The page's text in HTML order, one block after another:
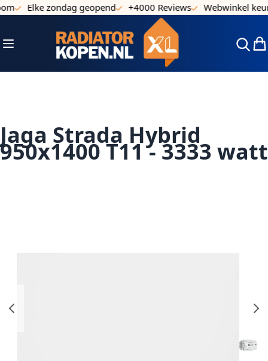
Ga naar de inhoud
Elke zondag geopend +4000 Reviews Webwinkel
Toggle Nav
Jaga Strada Hybrid
950x1400 T11 - 3333 watt